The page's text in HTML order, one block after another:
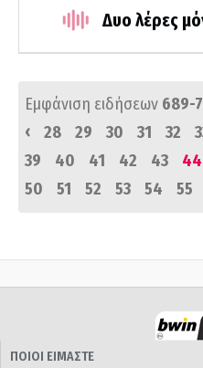
Δυο λέρες
Εμφάνιση ειδήσεων 689-
‹
28 29 30 31 32
39
40 41 42 43 44
50
51 52 53 54 55
ΠΟΙΟΙ ΕΙΜΑΣΤΕ